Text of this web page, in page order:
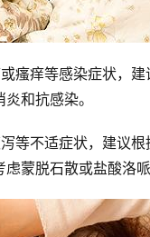
瘙痒等感染症状，
和抗感染。
等不适症状，建议
蒙脱石散或盐酸洛哌